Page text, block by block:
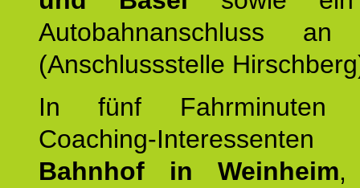
Autobahnanschluss
(Anschlussstelle
In fünf Fahrminuten
Coaching-
Bahnhof in Weinheim,